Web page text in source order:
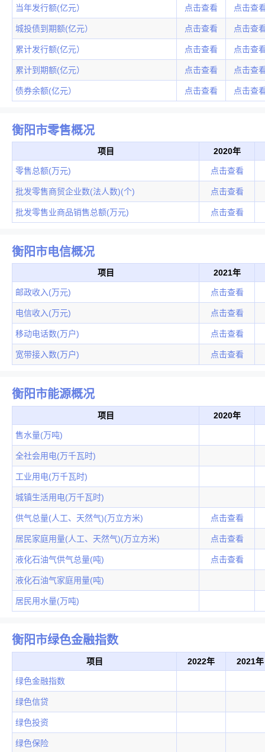
当年发行额(亿元） 点击查看 点击查
城投债到期额(亿元） 点击查看 点击查
累计发行额(亿元） 点击查看 点击查
累计到期额(亿元） 点击查看 点击查
债券余额(亿元） 点击查看 点击查
衡阳市零售概况
项目 2020年
零售总额(万元) 点击查看
批发零售商贸企业数(法人数)(个) 点击查看
批发零售业商品销售总额(万元) 点击查看
衡阳市电信概况
项目 2021年
邮政收入(万元) 点击查看
电信收入(万元) 点击查看
移动电话数(万户) 点击查看
宽带接入数(万户) 点击查看
衡阳市能源概况
项目 2020年
售水量(万吨)
全社会用电(万千瓦时)
工业用电(万千瓦时)
城镇生活用电(万千瓦时)
供气总量(人工、天然气)(万立方米) 点击查看
居民家庭用量(人工、天然气)(万立方米) 点击查看
液化石油气供气总量(吨) 点击查看
液化石油气家庭用量(吨)
居民用水量(万吨)
衡阳市绿色金融指数
项目 2022年 2021年
绿色金融指数
绿色信贷
绿色投资
绿色保险